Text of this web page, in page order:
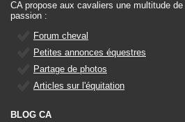
CA propose aux cavaliers une multitude de
passion :
Forum cheval
Petites annonces équestres
Partage de photos
Articles sur l'équitation
BLOG CA